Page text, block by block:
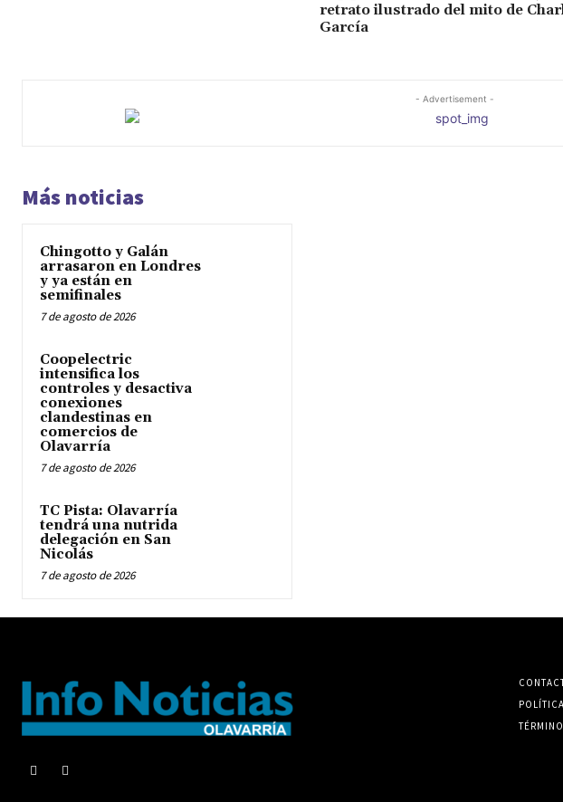
retrato ilustrado del mito de
García
- Advertisement -
Más noticias
Chingotto y Galán
arrasaron en Londres
y ya están en
semifinales
7 de agosto de 2026
Coopelectric
intensifica los
controles y desactiva
conexiones
clandestinas en
comercios de
Olavarría
7 de agosto de 2026
TC Pista: Olavarría
tendrá una nutrida
delegación en San
Nicolás
7 de agosto de 2026